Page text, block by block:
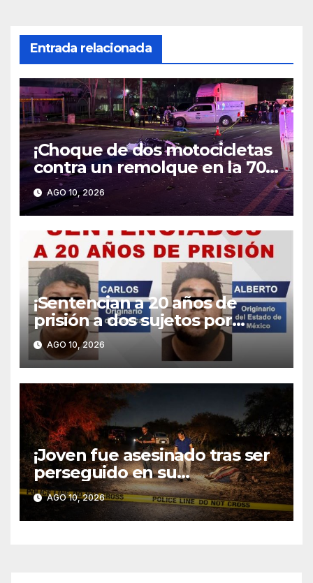
Entrada relacionada
¡Choque de dos motocicletas
contra un remolque en la 70
Oriente dejó un muerto y dos
lesionados!
AGO 10, 2026
¡Sentencian a 20 años de
prisión a dos sujetos por
tentativa de homicidio y
asociación delictuosa!
AGO 10, 2026
¡Joven fue asesinado tras ser
perseguido en su
motocicleta, embestido y
atropellado en Puerta de los
Viejitos!
AGO 10, 2026